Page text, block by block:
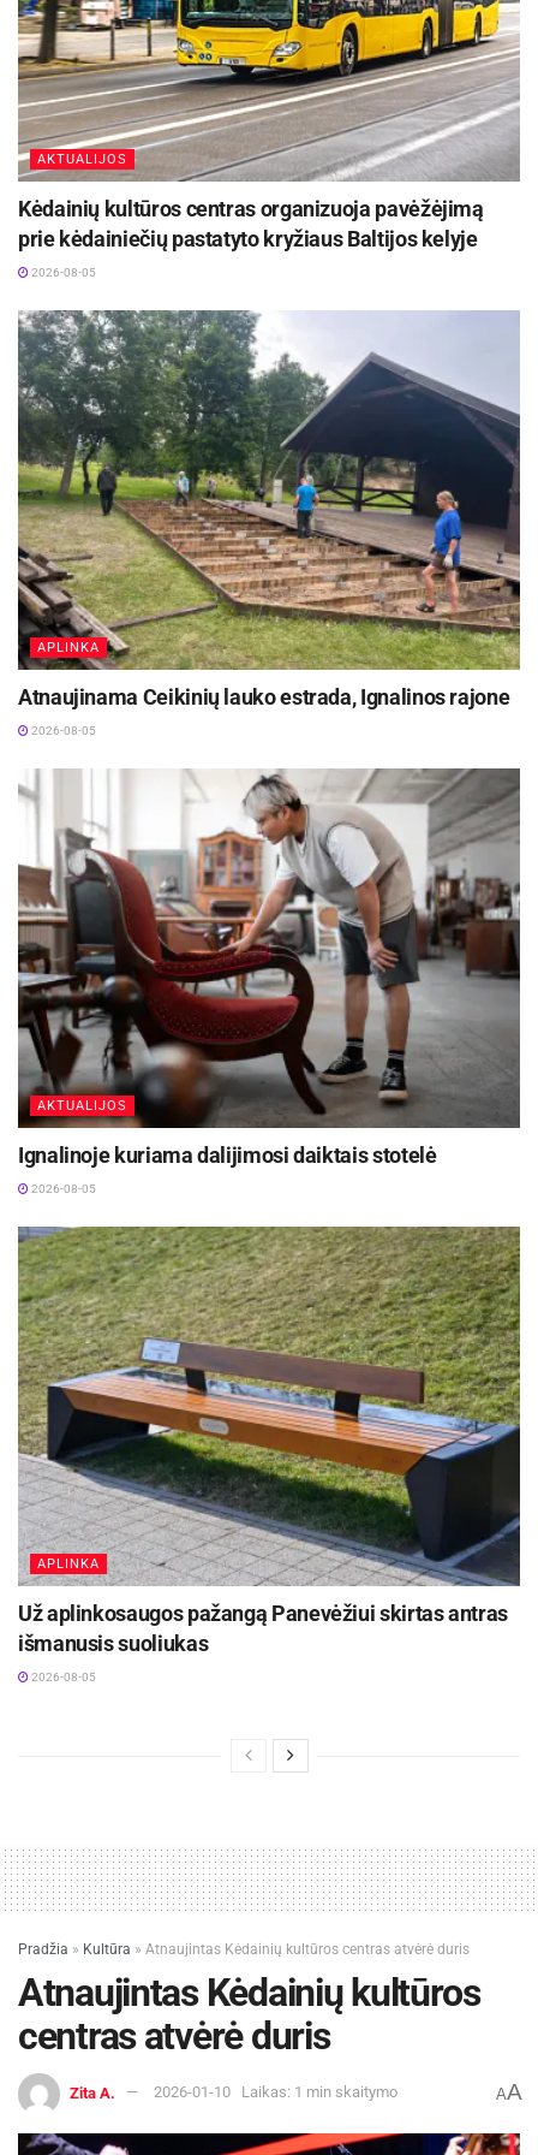
AKTUALIJOS
Kėdainių kultūros centras organizuoja pavėžėjimą
prie kėdainiečių pastatyto kryžiaus Baltijos kelyje
2026-08-05
APLINKA
Atnaujinama Ceikinių lauko estrada, Ignalinos rajone
2026-08-05
AKTUALIJOS
Ignalinoje kuriama dalijimosi daiktais stotelė
2026-08-05
APLINKA
Už aplinkosaugos pažangą Panevėžiui skirtas antras
išmanusis suoliukas
2026-08-05
Pradžia » Kultūra » Atnaujintas Kėdainių kultūros centras atvėrė duris
Atnaujintas Kėdainių kultūros
centras atvėrė duris
Zita A. 2026-01-10 Laikas: 1 min skaitymo AA